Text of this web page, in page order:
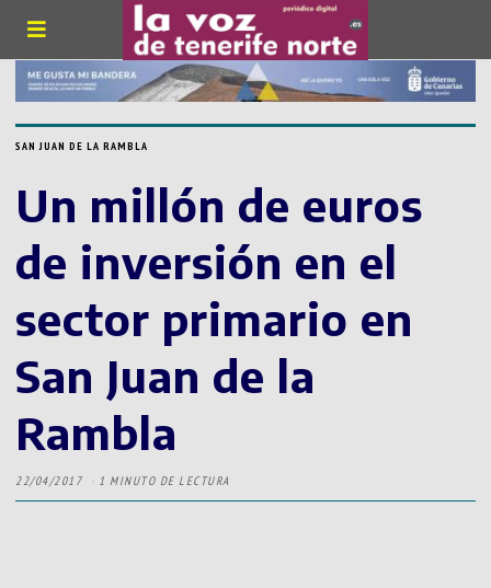
SAN JUAN DE LA RAMBLA
Un millón de euros
de inversión en el
sector primario en
San Juan de la
Rambla
22/04/2017 1 MINUTO DE LECTURA